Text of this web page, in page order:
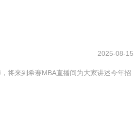
2025-08-15
将来到希赛MBA直播间为大家讲述今年招